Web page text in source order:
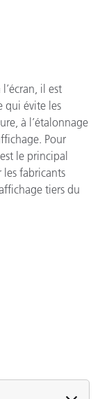
il est
qui évite les
à l’étalonnage
Pour
le principal
les fabricants
tiers du